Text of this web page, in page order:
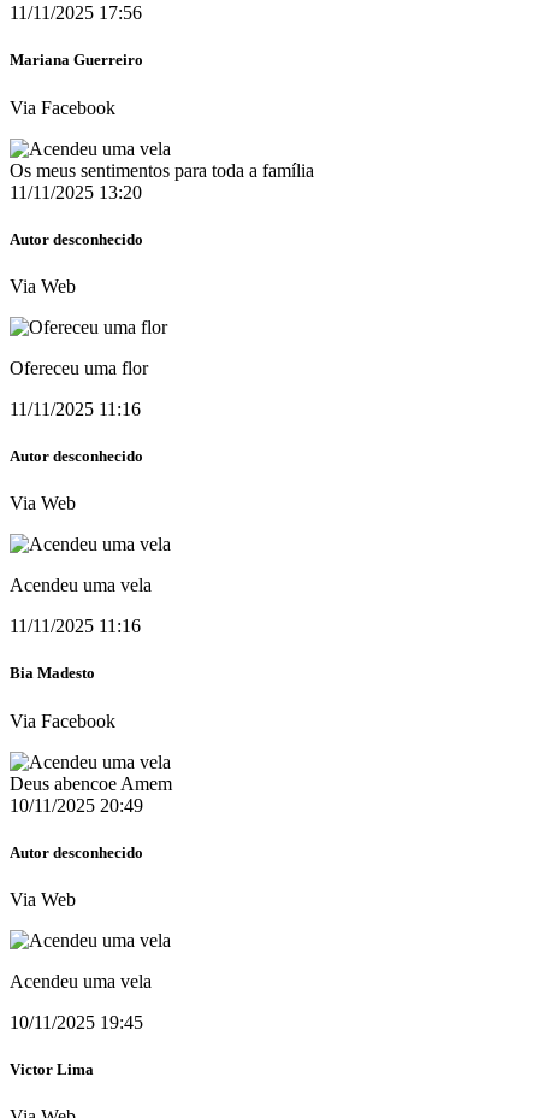
11/11/2025 17:56
Mariana Guerreiro
Via Facebook
Os meus sentimentos para toda a família
11/11/2025 13:20
Autor desconhecido
Via Web
Ofereceu uma flor
11/11/2025 11:16
Autor desconhecido
Via Web
Acendeu uma vela
11/11/2025 11:16
Bia Madesto
Via Facebook
Deus abencoe Amem
10/11/2025 20:49
Autor desconhecido
Via Web
Acendeu uma vela
10/11/2025 19:45
Victor Lima